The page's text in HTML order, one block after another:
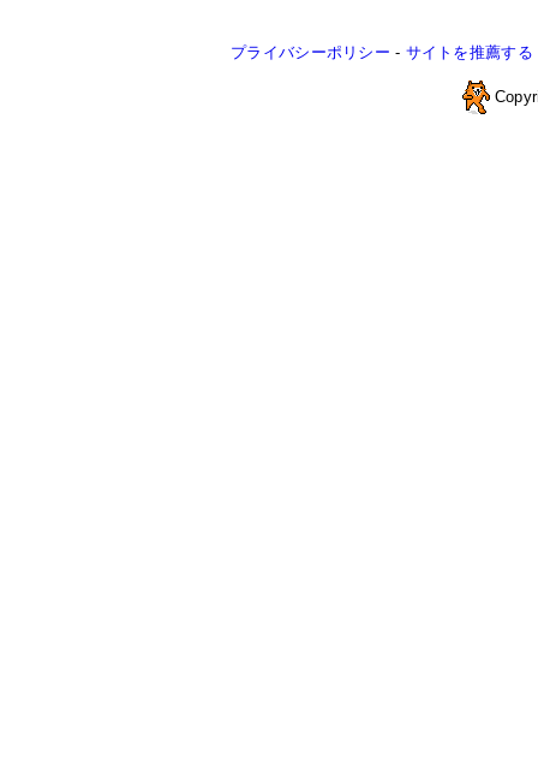
プライバシーポリシー - サイトを推薦する